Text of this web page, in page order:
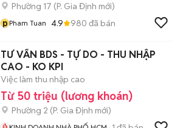
Phường 17 (P. Gia Định mới)
pPham Tuan 4.9 980 đã bán
TƯ VẤN BDS - TỰ DO - THU NHẬP
CAO - KO KPI
Việc làm thu nhập cao
Từ 50 triệu (lương khoán)
Phường 2 (P. Gia Định mới)